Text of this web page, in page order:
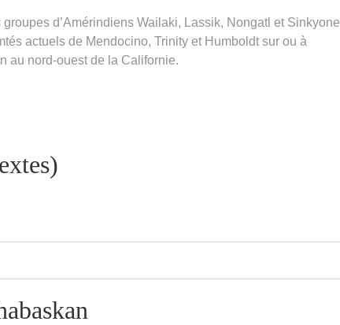
d’Amérindiens Wailaki, Lassik, Nongatl et Sinkyone
actuels de Mendocino, Trinity et Humboldt sur ou à
au nord-ouest de la Californie.